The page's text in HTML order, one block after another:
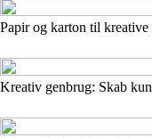
Papir og karton til
Kreativ genbrug: Skab